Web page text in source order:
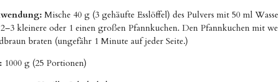
Mische 40 g (3 gehäufte Esslöffel) des Pulvers mit 50 ml
kleinere oder 1 einen großen Pfannkuchen. Den Pfannkuchen mit
braten (ungefähr 1 Minute auf jeder Seite.)
1000 g (25 Portionen)